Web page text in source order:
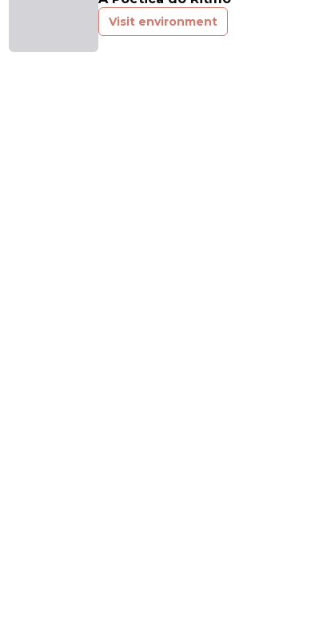
Visit environment